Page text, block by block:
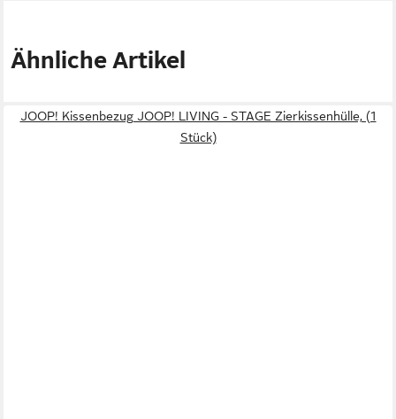
Ähnliche Artikel
JOOP! Kissenbezug JOOP! LIVING - STAGE Zierkissenhülle, (1
Stück)